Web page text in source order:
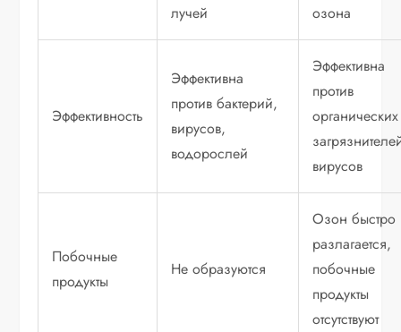
лучей
озона
Эффективность
Эффективна
против бактерий,
вирусов,
водорослей
Эффективна
против
органических
вирусов
Побочные
продукты
Не образуются
Озон быстро
разлагается,
побочные
продукты
отсутствуют